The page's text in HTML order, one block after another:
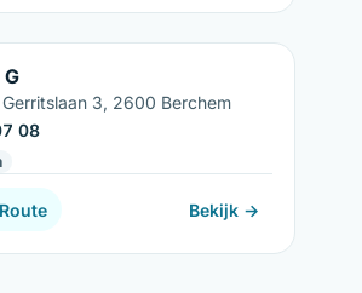
3, 2600 Berchem
08
Route Bekijk →